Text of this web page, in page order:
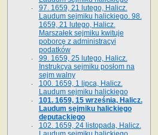
97. 1659, 21 lutego, Halicz.
Laudum sejmiku halickiego. 98.
1659, 21 lutego, Halicz.
Marszałek sejmiku kwituje
poborcę z administracyi
podatków
99. 1659, 25 lutego, Halicz.
Instrukcya sejmiku posłom na
sejm walny
100. 1659, 1 lipca, Halicz.
Laudum sejmiku halickiego
101. 1659, 15 września, Halicz.
Laudum sejmiku halickiego
deputackiego
102. 1659, 24 listopada, Halicz.